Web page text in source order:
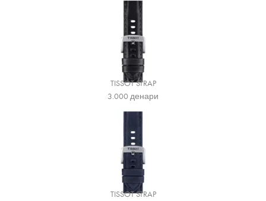
TISSOT STRAP
3.000денари
TISSOT STRAP